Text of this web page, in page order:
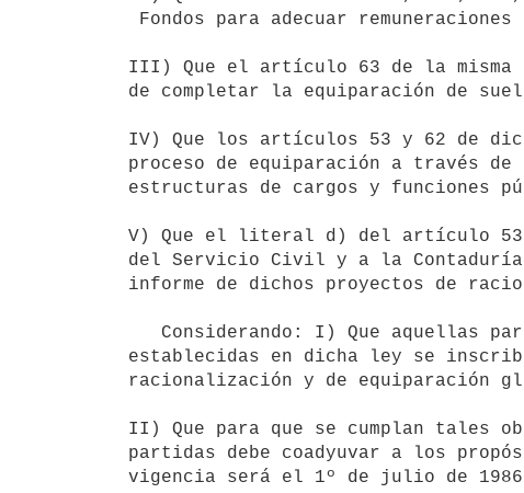
III) Que el artículo 63 de la misma
de completar la equiparación de
IV) Que los artículos 53 y 62 de
proceso de equiparación a través
estructuras de cargos y funciones
V) Que el literal d) del artículo 53
del Servicio Civil y a la
informe de dichos proyectos de
establecidas en dicha ley se
racionalización y de equiparación
II) Que para que se cumplan tales
partidas debe coadyuvar a los
vigencia será el 1º de julio de